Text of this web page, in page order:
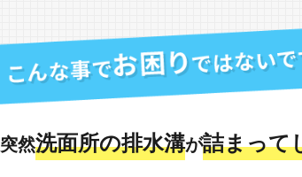
突然洗面所の排水溝が詰まって